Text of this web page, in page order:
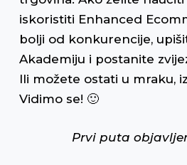
iskoristiti Enhanced
bolji od konkurencije,
Akademiju i postanite
Ili možete ostati u mraku,
Vidimo se! 🙂
Prvi puta